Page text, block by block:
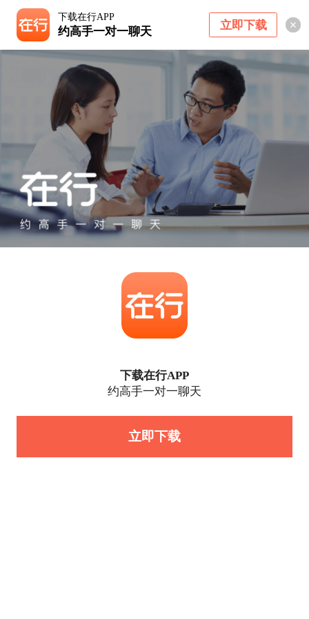
下载在行APP
约高手一对一聊天 立即下载
下载在行APP
约高手一对一聊天
立即下载